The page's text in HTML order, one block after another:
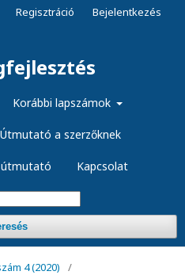
Korábbi lapszámok
Útmutató a szerzőknek
útmutató Kapcsolat
Regisztráció Bejelentkezés
4 (2020)
/